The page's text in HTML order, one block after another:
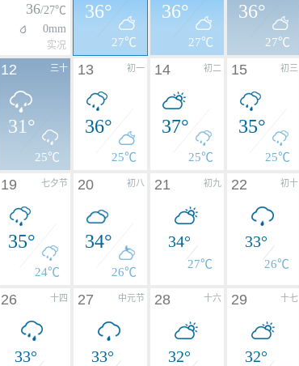
36/27℃
0mm
实况
36°
27℃
36°
27℃
36°
27℃
三十
12
31°
25℃
初一
13
36°
25℃
初二
14
37°
25℃
初三
15
35°
25℃
七夕节
19
35°
24℃
初八
20
34°
26℃
初九
21
34°
27℃
初十
22
33°
26℃
十四
26
33°
中元节
27
33°
十六
28
32°
十七
29
32°